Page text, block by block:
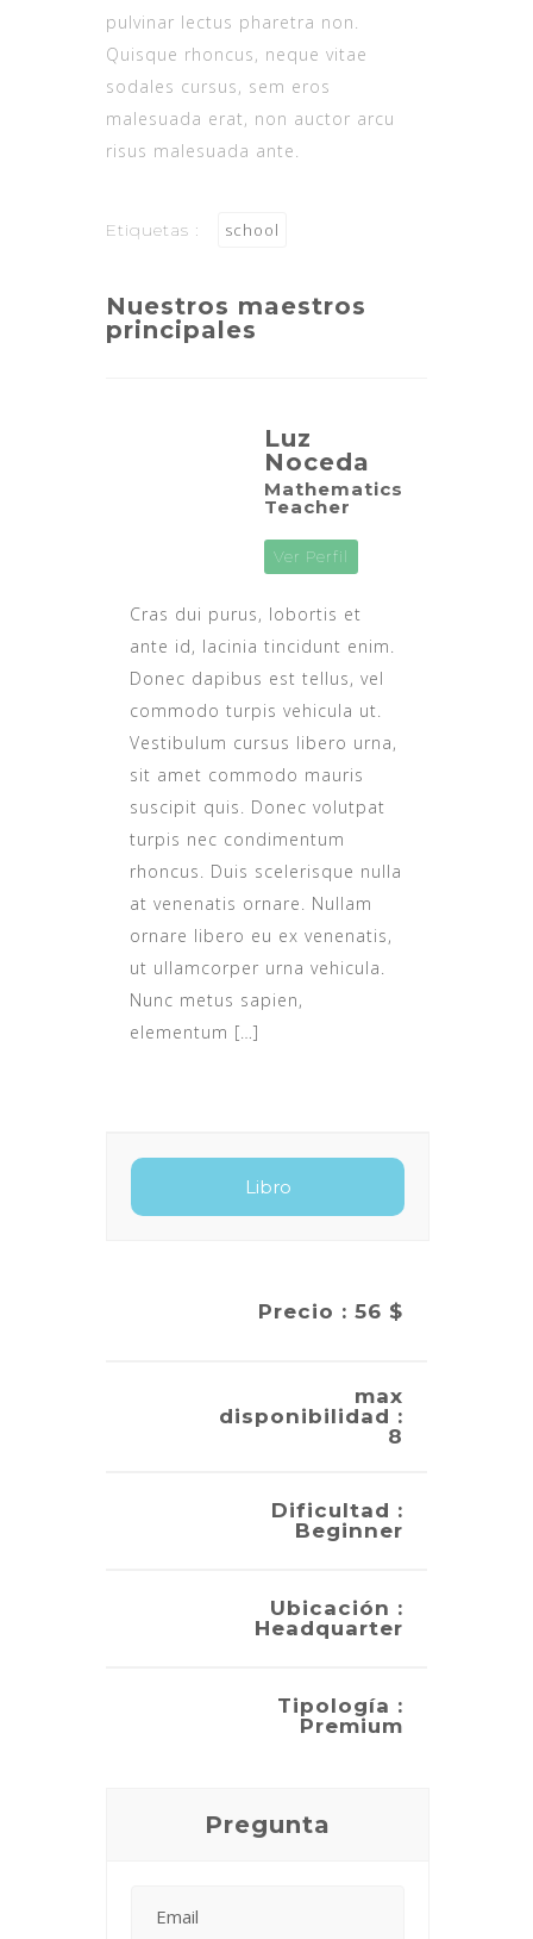
pulvinar lectus pharetra non.
Quisque rhoncus, neque vitae
sodales cursus, sem eros
malesuada erat, non auctor arcu
risus malesuada ante.
Etiquetas : school
Nuestros maestros
principales
Luz
Noceda
Mathematics
Teacher
Ver Perfil
Cras dui purus, lobortis et
ante id, lacinia tincidunt enim.
Donec dapibus est tellus, vel
commodo turpis vehicula ut.
Vestibulum cursus libero urna,
sit amet commodo mauris
suscipit quis. Donec volutpat
turpis nec condimentum
rhoncus. Duis scelerisque nulla
at venenatis ornare. Nullam
ornare libero eu ex venenatis,
ut ullamcorper urna vehicula.
Nunc metus sapien,
elementum […]
Precio : 56 $
max
disponibilidad :
8
Dificultad :
Beginner
Ubicación :
Headquarter
Tipología :
Premium
Pregunta